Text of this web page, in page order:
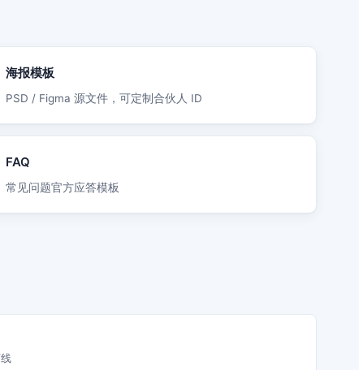
海报模板
PSD / Figma 源文件，可定制合伙人 ID
FAQ
常见问题官方应答模板